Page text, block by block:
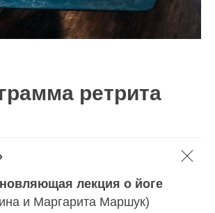
ретрита
лекция о йоге
и Маргарита Маршук)